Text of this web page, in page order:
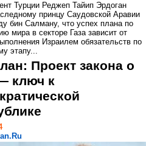
Турции Реджеп Тайип Эрдоган
принцу Саудовской Аравии
бин Салману, что успех плана по
мира в секторе Газа зависит от
Израилем обязательств по
этапу...
Проект закона о
ключ к